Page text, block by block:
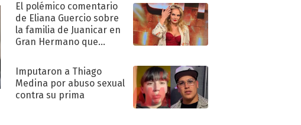
El polémico comentario
de Eliana Guercio sobre
la familia de Juanicar en
Gran Hermano que
Imputaron a Thiago
Medina por abuso sexual
contra su prima